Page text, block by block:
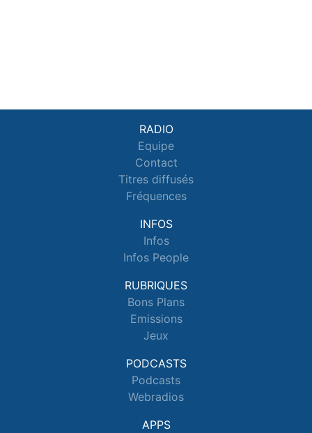
RADIO
Equipe
Contact
Titres diffusés
Fréquences
INFOS
Infos
Infos People
RUBRIQUES
Bons Plans
Emissions
Jeux
PODCASTS
Podcasts
Webradios
APPS